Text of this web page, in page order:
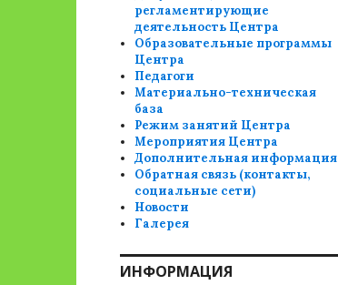
регламентирующие
деятельность Центра
Образовательные программы
Центра
Педагоги
Материально-техническая
база
Режим занятий Центра
Мероприятия Центра
Дополнительная информация
Обратная связь (контакты,
социальные сети)
Новости
Галерея
ИНФОРМАЦИЯ